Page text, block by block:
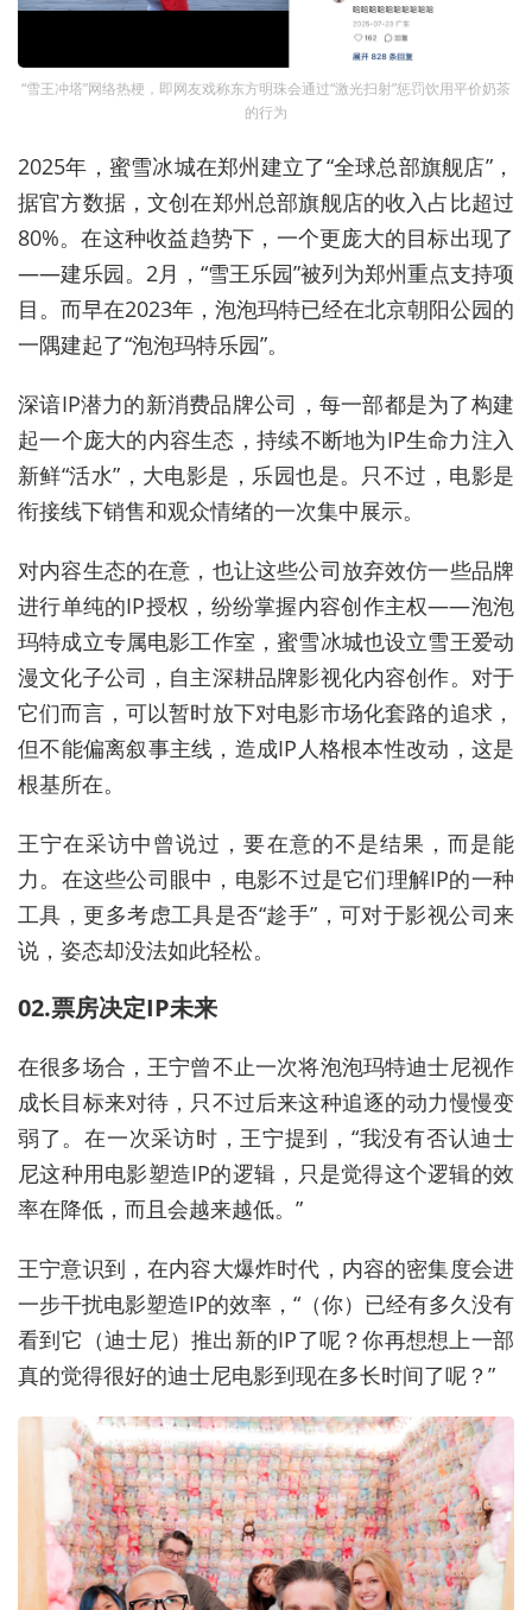
“雪王冲塔”网络热梗，即网友戏称东方明珠会通过“激光扫射”惩罚饮用平价奶茶
的行为
2025年，蜜雪冰城在郑州建立了“全球总部旗舰店”，
据官方数据，文创在郑州总部旗舰店的收入占比超过
80%。在这种收益趋势下，一个更庞大的目标出现了
——建乐园。2月，“雪王乐园”被列为郑州重点支持项
目。而早在2023年，泡泡玛特已经在北京朝阳公园的
一隅建起了“泡泡玛特乐园”。
深谙IP潜力的新消费品牌公司，每一部都是为了构建
起一个庞大的内容生态，持续不断地为IP生命力注入
新鲜“活水”，大电影是，乐园也是。只不过， 电影是
衔接线下销售和观众情绪的一次集中展示。
对内容生态的在意，也让这些公司放弃效仿一些品牌
进行单纯的IP授权， 纷纷掌握内容创作主权——泡泡
玛特成立专属电影工作室，蜜雪冰城也设立雪王爱动
漫文化子公司，自主深耕品牌影视化内容创作。 对于
它们而言，可以暂时放下对电影市场化套路的追求，
但不能偏离叙事主线 ， 造成IP人格根本性改动 ， 这是
根基所在。
王宁在采访中曾说过，要在意的不是结果，而是能
力。在这些公司眼中，电影不过是它们理解IP的一种
工具 ，更多考虑工具是否“趁手”，可对于影视公司来
说 ， 姿态却没法如此轻松。
02.票房决定IP未来
在很多场合，王宁曾不止一次将泡泡玛特迪士尼视作
成长目标来对待，只不过后来这种追逐的动力慢慢变
弱了。在一次采访时，王宁提到，“我没有否认迪士
尼这种用电影塑造IP的逻辑，只是觉得这个逻辑的效
率在降低，而且会越来越低。”
王宁意识到，在内容大爆炸时代，内容的密集度会进
一步干扰电影塑造IP的效率，“（你）已经有多久没有
看到它（迪士尼）推出新的IP了呢？你再想想上一部
真的觉得很好的迪士尼电影到现在多长时间了呢？”